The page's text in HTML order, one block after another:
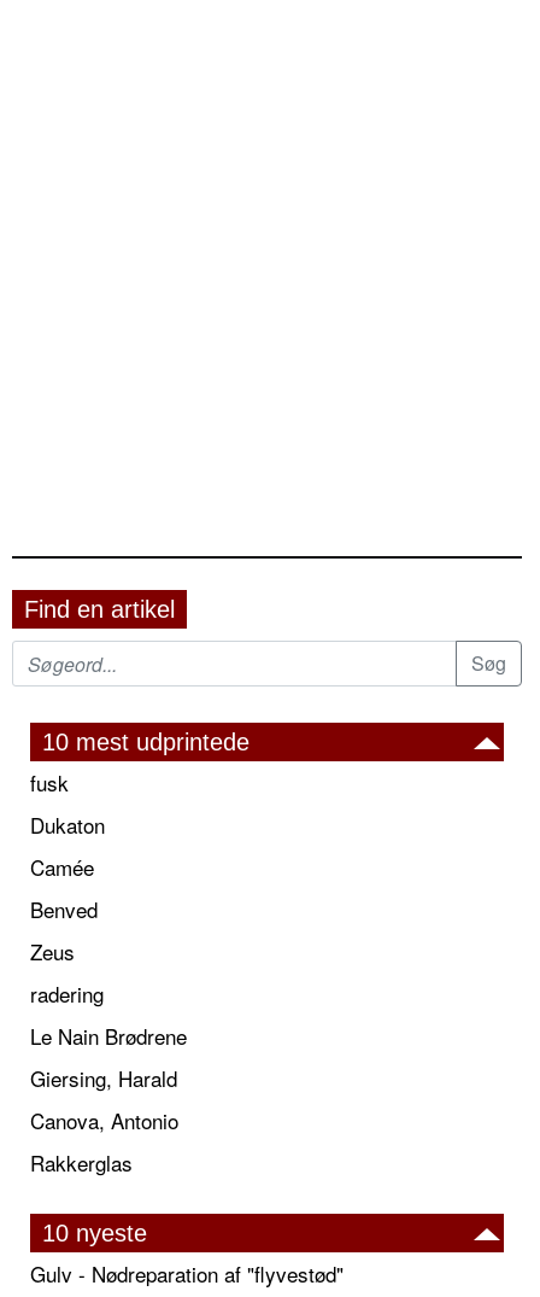
Find en artikel
10 mest udprintede
fusk
Dukaton
Camée
Benved
Zeus
radering
Le Nain Brødrene
Giersing, Harald
Canova, Antonio
Rakkerglas
10 nyeste
Gulv - Nødreparation af "flyvestød"